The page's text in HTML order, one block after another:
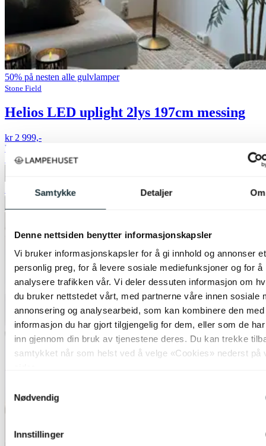
Samtykke Detaljer Om
Denne nettsiden benytter informasjonskapsler
Vi bruker informasjonskapsler for å gi innhold og annonser et
personlig preg, for å levere sosiale mediefunksjoner og for å
analysere trafikken vår. Vi deler dessuten informasjon om
du bruker nettstedet vårt, med partnerne våre innen sosiale
annonsering og analysearbeid, som kan kombinere den med
informasjon du har gjort tilgjengelig for dem, eller som de
inn gjennom din bruk av tjenestene deres. Du kan trekke
samtykket når som helst ved å velge «Cookies» nederst på
Nødvendig
Innstillinger
50% på nesten alle gulvlamper
Stone Field
Helios LED uplight 2lys 197cm messing
kr 2 999,-
kr 5 999,-
Siste laveste pris:5 999,-